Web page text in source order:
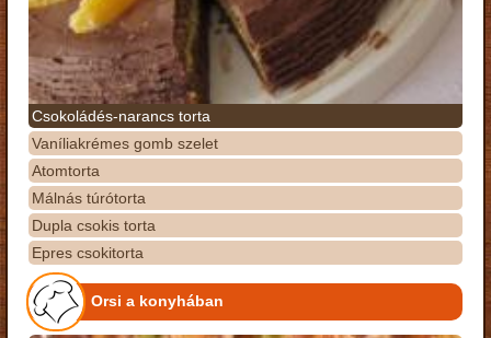
Csokoládés-narancs torta
Vaníliakrémes gomb szelet
Atomtorta
Málnás túrótorta
Dupla csokis torta
Epres csokitorta
Orsi a konyhában